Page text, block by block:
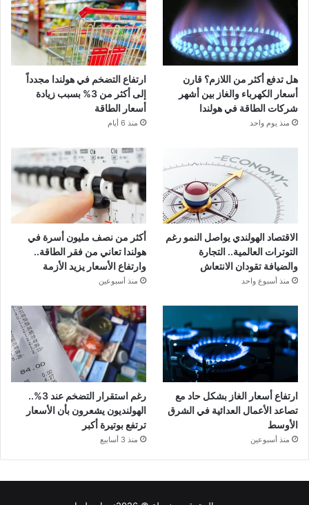
هل تدفع أكثر من اللازم؟ قارن
أسعار الكهرباء والغاز بين أشهر
شركات الطاقة في هولندا
منذ يوم واحد
ارتفاع التضخم في هولندا مجدداً
إلى أكثر من 3% بسبب زيادة
أسعار الطاقة
منذ 6 أيام
الاقتصاد الهولندي يواصل النمو رغم
التوترات العالمية.. التجارة
والضيافة تقودان الانتعاش
منذ أسبوع واحد
أكثر من نصف مليون أسرة في
هولندا تعاني من فقر الطاقة..
وارتفاع الأسعار يزيد الأزمة
منذ أسبوعين
ارتفاع أسعار الغاز بشكل حاد مع
تصاعد الأعمال العدائية في الشرق
الأوسط
منذ أسبوعين
رغم استقرار التضخم عند 3%..
الهولنديون يشعرون بأن الأسعار
ترتفع بوتيرة أكبر
منذ 3 أسابيع